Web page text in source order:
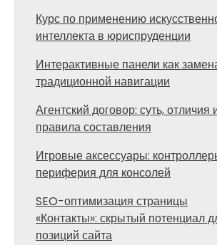
Курс по применению
интеллекта в юриспруденции
Интерактивные панели как
традиционной навигации
Агентский договор: суть, отличия
правила составления
Игровые аксессуары:
периферия для консолей
SEO-оптимизация страницы
«Контакты»: скрытый потенциал
позиций сайта